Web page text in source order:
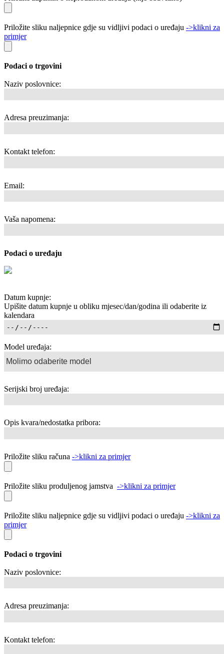
Priložite sliku naljepnice gdje su vidljivi podaci o uređaju ->klikni za
primjer
Podaci o trgovini
Naziv poslovnice:
Adresa preuzimanja:
Kontakt telefon:
Email:
Vaša napomena:
Podaci o uređaju
Datum kupnje:
Upišite datum kupnje u obliku mjesec/dan/godina ili odaberite iz
kalendara
Model uređaja:
Serijski broj uređaja:
Opis kvara/nedostatka pribora:
Priložite sliku računa ->klikni za primjer
Priložite sliku produljenog jamstva ->klikni za primjer
Priložite sliku naljepnice gdje su vidljivi podaci o uređaju ->klikni za
primjer
Podaci o trgovini
Naziv poslovnice:
Adresa preuzimanja:
Kontakt telefon: